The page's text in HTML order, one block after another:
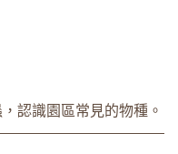
認識園區常見的物種。